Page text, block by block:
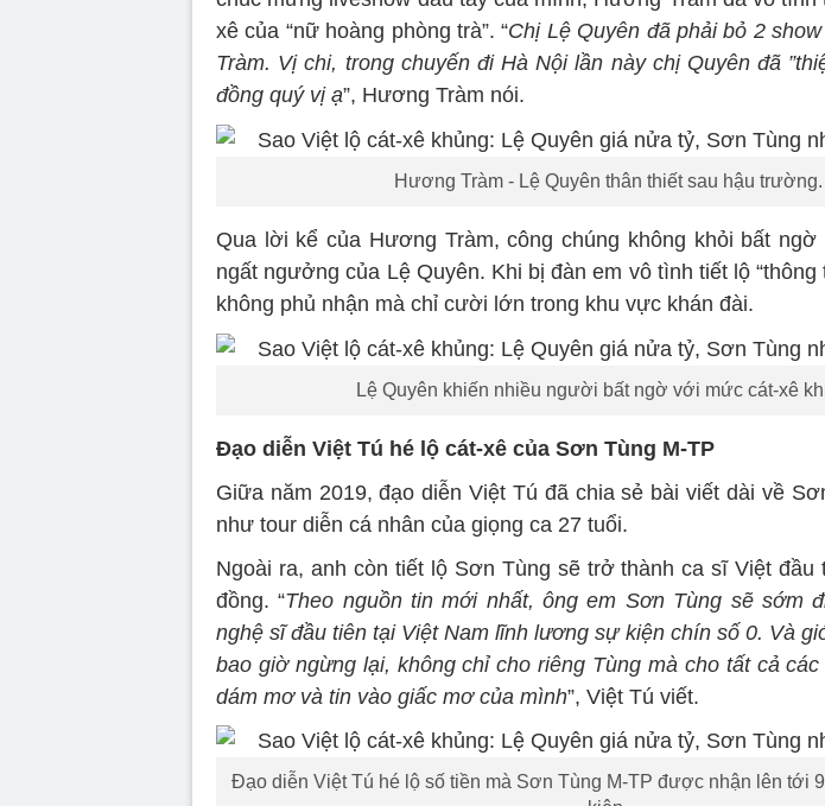
xê của “nữ hoàng phòng trà”. “Chị Lệ Quyên đã phải bỏ 2
Tràm. Vị chi, trong chuyến đi Hà Nội lần này chị Quyên đã
đồng quý vị ạ”, Hương Tràm nói.
Hương Tràm - Lệ Quyên thân thiết sau hậu trường.
Qua lời kể của Hương Tràm, công chúng không khỏi bất
ngất ngưởng của Lệ Quyên. Khi bị đàn em vô tình tiết lộ “thông
không phủ nhận mà chỉ cười lớn trong khu vực khán đài.
Lệ Quyên khiến nhiều người bất ngờ với mức cát-xê
Đạo diễn Việt Tú hé lộ cát-xê của Sơn Tùng M-TP
Giữa năm 2019, đạo diễn Việt Tú đã chia sẻ bài viết dài về
như tour diễn cá nhân của giọng ca 27 tuổi.
Ngoài ra, anh còn tiết lộ Sơn Tùng sẽ trở thành ca sĩ Việt đầu
đồng. “Theo nguồn tin mới nhất, ông em Sơn Tùng sẽ sớm
nghệ sĩ đầu tiên tại Việt Nam lĩnh lương sự kiện chín số 0. Và
bao giờ ngừng lại, không chỉ cho riêng Tùng mà cho tất cả
dám mơ và tin vào giấc mơ của mình”, Việt Tú viết.
Đạo diễn Việt Tú hé lộ số tiền mà Sơn Tùng M-TP được nhận lên tới